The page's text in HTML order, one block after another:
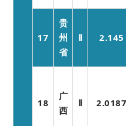
17
贵
州
省
Ⅱ 2.145
18
广
西
Ⅱ 2.0187